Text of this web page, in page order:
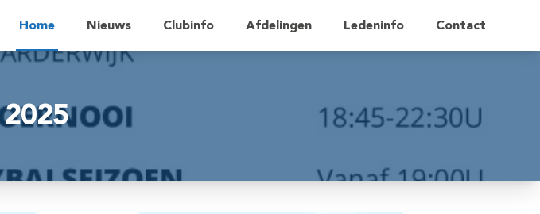
Home
Nieuws Clubinfo Afdelingen Ledeninfo Contact